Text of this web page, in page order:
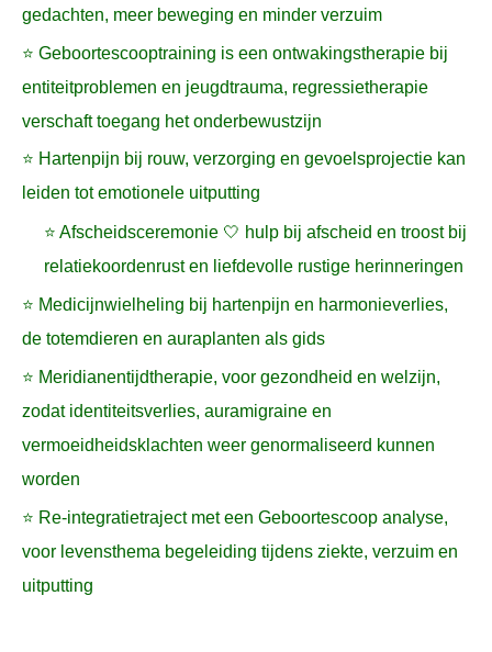
gedachten, meer beweging en minder verzuim
⭐ Geboortescooptraining is een ontwakingstherapie bij
entiteitproblemen en jeugdtrauma, regressietherapie
verschaft toegang het onderbewustzijn
⭐ Hartenpijn bij rouw, verzorging en gevoelsprojectie kan
leiden tot emotionele uitputting
⭐ Afscheidsceremonie 🤍 hulp bij afscheid en troost bij
relatiekoordenrust en liefdevolle rustige herinneringen
⭐ Medicijnwielheling bij hartenpijn en harmonieverlies,
de totemdieren en auraplanten als gids
⭐ Meridianentijdtherapie, voor gezondheid en welzijn,
zodat identiteitsverlies, auramigraine en
vermoeidheidsklachten weer genormaliseerd kunnen
worden
⭐ Re-integratietraject met een Geboortescoop analyse,
voor levensthema begeleiding tijdens ziekte, verzuim en
uitputting